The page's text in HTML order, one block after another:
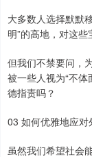
大多数人选择默默
明”的高地，对这些
但我们不禁要问，
被一些人视为“不
德指责吗？
03 如何优雅地应
虽然我们希望社会